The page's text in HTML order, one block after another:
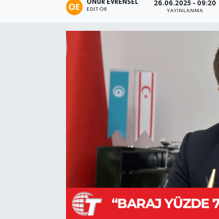
ONUR EVRENSEL
EDITÖR
26.06.2025 - 09:20
YAYINLANMA